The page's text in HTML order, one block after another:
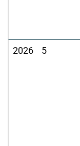
2026
5